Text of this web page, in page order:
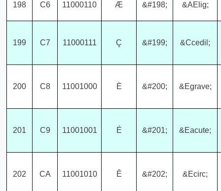
198 C6 11000110 Æ &#198; &AElig;
199 C7 11000111 Ç &#199; &Ccedil;
200 C8 11001000 È &#200; &Egrave;
201 C9 11001001 É &#201; &Eacute;
202 CA 11001010 Ê &#202; &Ecirc;